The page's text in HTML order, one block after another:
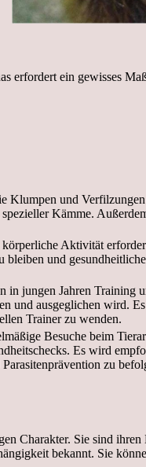
erfordert ein gewisses
Klumpen und
Kämme.
Aktivität
und
in jungen Jahren Training
und ausgeglichen wird.
Trainer zu wenden.
Besuche beim
Es wird
zu
Charakter. Sie sind
bekannt. Sie